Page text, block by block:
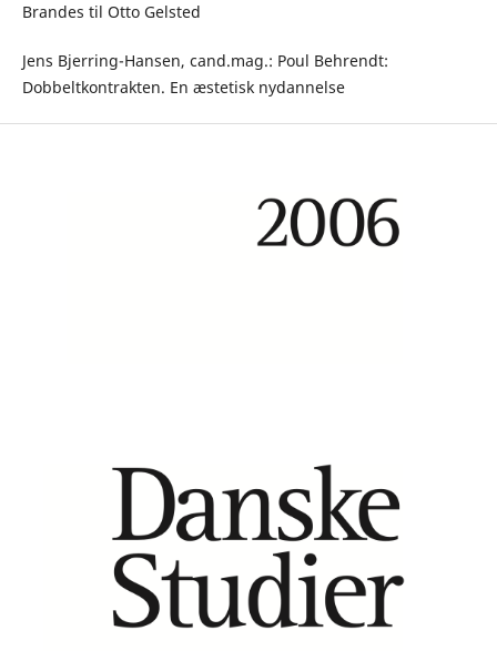
Brandes til Otto Gelsted
Jens Bjerring-Hansen, cand.mag.: Poul Behrendt:
Dobbeltkontrakten. En æstetisk nydannelse